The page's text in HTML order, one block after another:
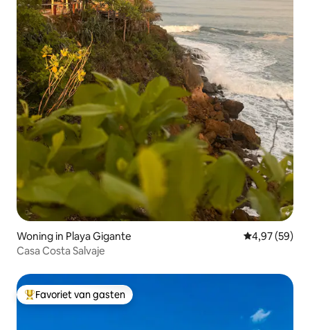
Woning in Playa Gigante Gemiddelde
4,97 (59)
Casa Costa Salvaje
Topfavoriet van gasten
Favoriet van gasten